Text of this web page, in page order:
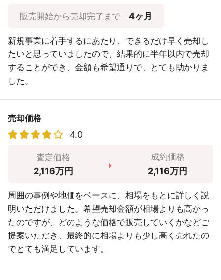
販売開始から売却完了まで 4ヶ月
新規事業に着手するにあたり、できるだけ早く売却し
たいと思っていましたので、結果的に半年以内で売却
することができ、金額も希望通りで、とても助かりま
した。
売却価格
4.0
査定価格
2,116万円
成約価格
2,116万円
周囲の事例や地価をベースに、相場をもとに詳しく説
明いただけました。希望売却金額が相場よりも高かっ
たのですが、どのような価格で販売していくかなどご
提案いただき、最終的に相場よりも少し高く売れたの
でとても満足しています。